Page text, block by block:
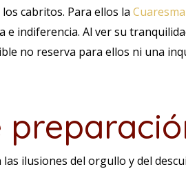
cabritos. Para ellos la Cuaresma
e indiferencia. Al ver su
no reserva para ellos ni una
ilusiones del orgullo y del